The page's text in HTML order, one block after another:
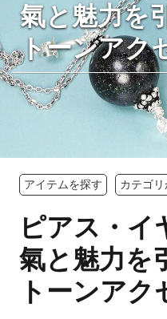
氣と魅力を
トーンアク
アイテムを探す カテゴ
ピアス・イ
氣と魅力を
トーンアク